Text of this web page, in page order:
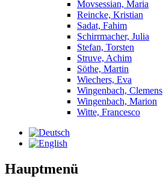
Movsessian, Maria
Reincke, Kristian
Sadat, Fahim
Schirrmacher, Julia
Stefan, Torsten
Struve, Achim
Söthe, Martin
Wiechers, Eva
Wingenbach, Clemens
Wingenbach, Marion
Witte, Francesco
Hauptmenü